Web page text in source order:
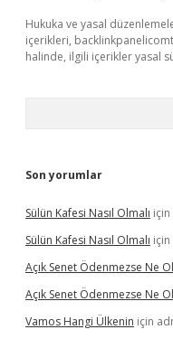
Hukuka ve yasal
içerikleri,
halinde, ilgili içerikler yasal
Son yorumlar
Sülün Kafesi Nasıl Olmalı için
Sülün Kafesi Nasıl Olmalı için
Açık Senet Ödenmezse Ne
Açık Senet Ödenmezse Ne
Vamos Hangi Ülkenin için